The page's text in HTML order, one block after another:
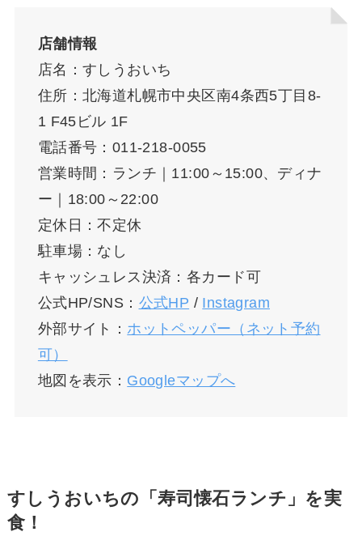
店舗情報
店名：すしうおいち
住所：北海道札幌市中央区南4条西5丁目8-
1 F45ビル 1F
電話番号：011-218-0055
営業時間：ランチ｜11:00～15:00、ディナ
ー｜18:00～22:00
定休日：不定休
駐車場：なし
キャッシュレス決済：各カード可
公式HP/SNS： 公式HP / Instagram
外部サイト： ホットペッパー（ネット予約
可）
地図を表示： Googleマップへ
すしうおいちの「寿司懐石ランチ」を実
食！